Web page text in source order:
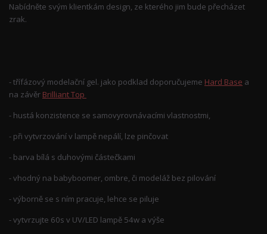
Nabídněte svým klientkám design, ze kterého jim bude přecházet
zrak.
- třífázový modelační gel. jako podklad doporučujeme Hard Base a
na závěr Brilliant Top
- hustá konzistence se samovyrovnávacími vlastnostmi,
- při vytvrzování v lampě nepálí, lze pinčovat
- barva bílá s duhovými částečkami
- vhodný na babyboomer, ombre, či modeláž bez pilování
- výborně se s ním pracuje, lehce se piluje
- vytvrzujte 60s v UV/LED lampě 54w a výše